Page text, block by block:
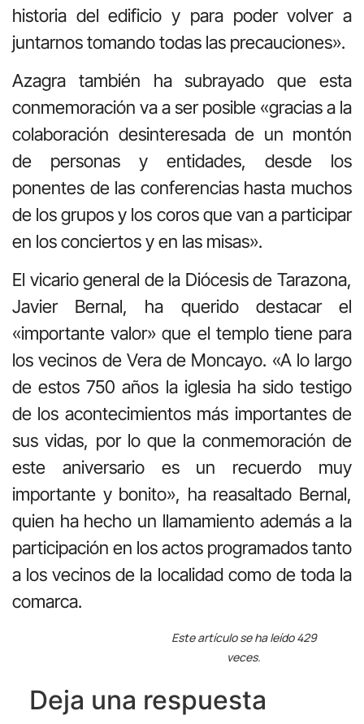
historia del edificio y para poder volver a
juntarnos tomando todas las precauciones».
Azagra también ha subrayado que esta
conmemoración va a ser posible «gracias a la
colaboración desinteresada de un montón
de personas y entidades, desde los
ponentes de las conferencias hasta muchos
de los grupos y los coros que van a participar
en los conciertos y en las misas».
El vicario general de la Diócesis de Tarazona,
Javier Bernal, ha querido destacar el
«importante valor» que el templo tiene para
los vecinos de Vera de Moncayo. «A lo largo
de estos 750 años la iglesia ha sido testigo
de los acontecimientos más importantes de
sus vidas, por lo que la conmemoración de
este aniversario es un recuerdo muy
importante y bonito», ha reasaltado Bernal,
quien ha hecho un llamamiento además a la
participación en los actos programados tanto
a los vecinos de la localidad como de toda la
comarca.
Este artículo se ha leído 429
veces.
Deja una respuesta